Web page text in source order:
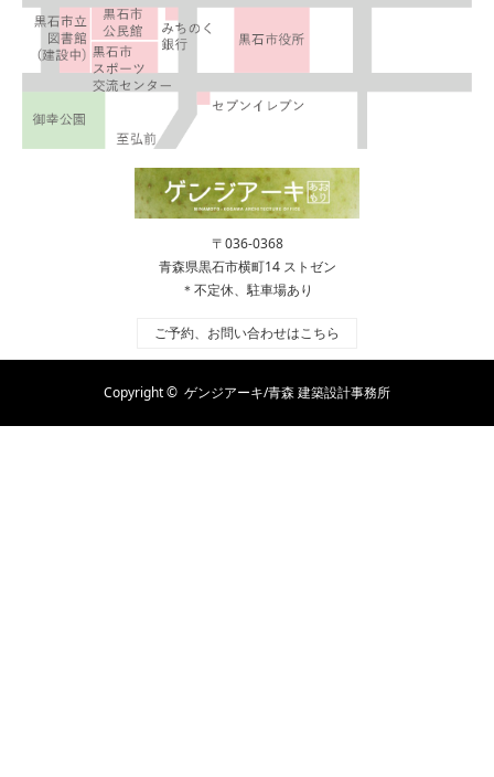
〒036-0368
青森県黒石市横町14 ストゼン
＊不定休、駐車場あり
ご予約、お問い合わせはこちら
Copyright © ゲンジアーキ/青森 建築設計事務所